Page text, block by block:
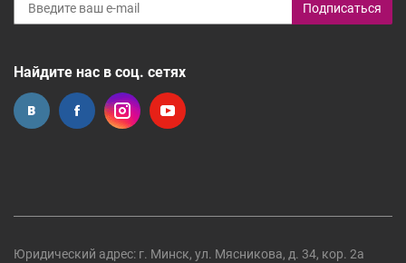
Подписаться
Найдите нас в соц. сетях
Юридический адрес: г. Минск, ул. Мясникова, д. 34, кор. 2а